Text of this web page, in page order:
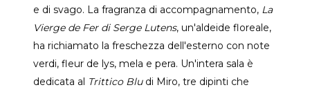
e di svago. La fragranza di accompagnamento, La
Vierge de Fer di Serge Lutens, un'aldeide floreale,
ha richiamato la freschezza dell'esterno con note
verdi, fleur de lys, mela e pera. Un'intera sala è
dedicata al Trittico Blu di Miro, tre dipinti che